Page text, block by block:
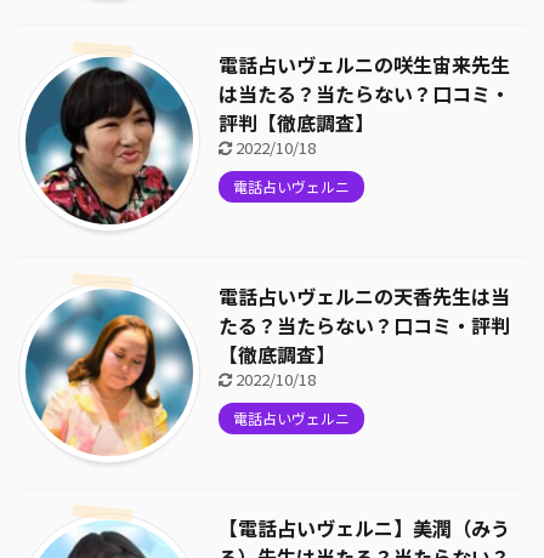
電話占いヴェルニの咲生宙来先生
は当たる？当たらない？口コミ・
評判【徹底調査】
2022/10/18
電話占いヴェルニ
電話占いヴェルニの天香先生は当
たる？当たらない？口コミ・評判
【徹底調査】
2022/10/18
電話占いヴェルニ
【電話占いヴェルニ】美潤（みう